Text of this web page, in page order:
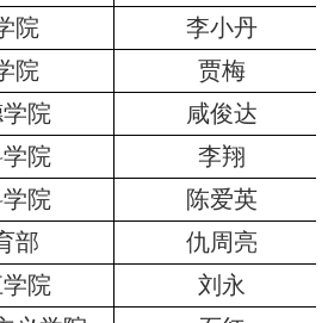
院
李小丹
院
贾梅
院
咸俊达
院
李翔
院
陈爱英
部
仇周亮
院
刘永